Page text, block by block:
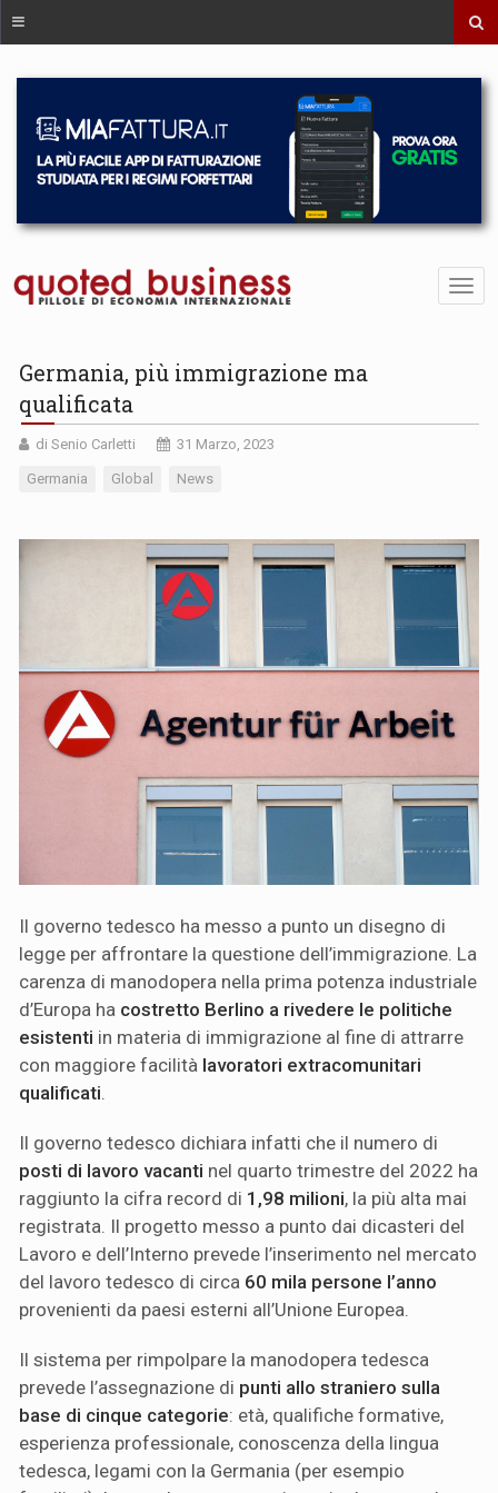
Germania, più immigrazione ma
qualificata
di Senio Carletti 31 Marzo, 2023
Germania Global News
Il governo tedesco ha messo a punto un disegno di
legge per affrontare la questione dell’immigrazione. La
carenza di manodopera nella prima potenza industriale
d’Europa ha costretto Berlino a rivedere le politiche
esistenti in materia di immigrazione al fine di attrarre
con maggiore facilità lavoratori extracomunitari
qualificati.
Il governo tedesco dichiara infatti che il numero di
posti di lavoro vacanti nel quarto trimestre del 2022 ha
raggiunto la cifra record di 1,98 milioni, la più alta mai
registrata. Il progetto messo a punto dai dicasteri del
Lavoro e dell’Interno prevede l’inserimento nel mercato
del lavoro tedesco di circa 60 mila persone l’anno
provenienti da paesi esterni all’Unione Europea.
Il sistema per rimpolpare la manodopera tedesca
prevede l’assegnazione di punti allo straniero sulla
base di cinque categorie: età, qualifiche formative,
esperienza professionale, conoscenza della lingua
tedesca, legami con la Germania (per esempio